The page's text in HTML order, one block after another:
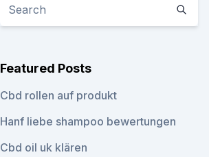
Featured Posts
Cbd rollen auf produkt
Hanf liebe shampoo bewertungen
Cbd oil uk klären